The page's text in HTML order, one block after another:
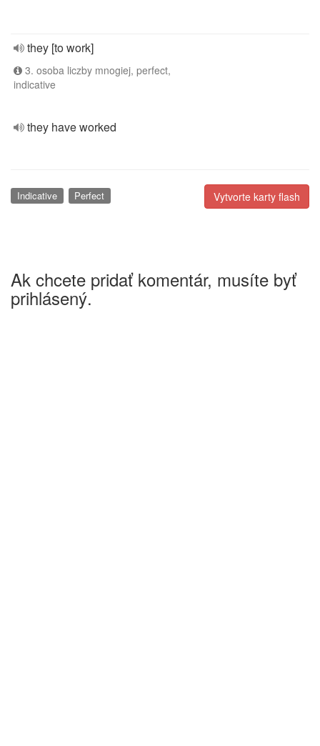
they [to work]
3. osoba liczby mnogiej, perfect,
indicative
they have worked
Vytvorte karty flash
Indicative Perfect
Ak chcete pridať komentár, musíte byť
prihlásený.